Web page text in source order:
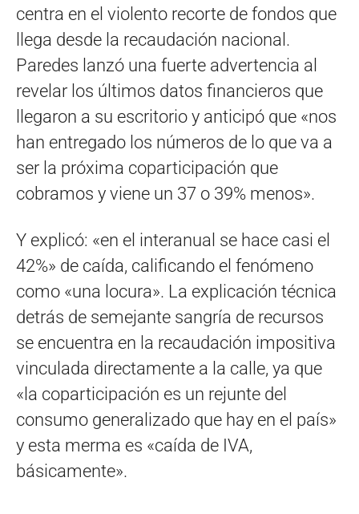
centra en el violento recorte de fondos que
llega desde la recaudación nacional.
Paredes lanzó una fuerte advertencia al
revelar los últimos datos financieros que
llegaron a su escritorio y anticipó que «nos
han entregado los números de lo que va a
ser la próxima coparticipación que
cobramos y viene un 37 o 39% menos».
Y explicó: «en el interanual se hace casi el
42%» de caída, calificando el fenómeno
como «una locura». La explicación técnica
detrás de semejante sangría de recursos
se encuentra en la recaudación impositiva
vinculada directamente a la calle, ya que
«la coparticipación es un rejunte del
consumo generalizado que hay en el país»
y esta merma es «caída de IVA,
básicamente».